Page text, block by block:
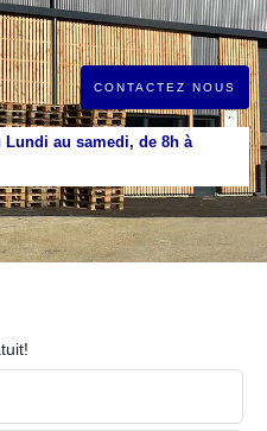
CONTACTEZ NOUS
au samedi, de 8h à